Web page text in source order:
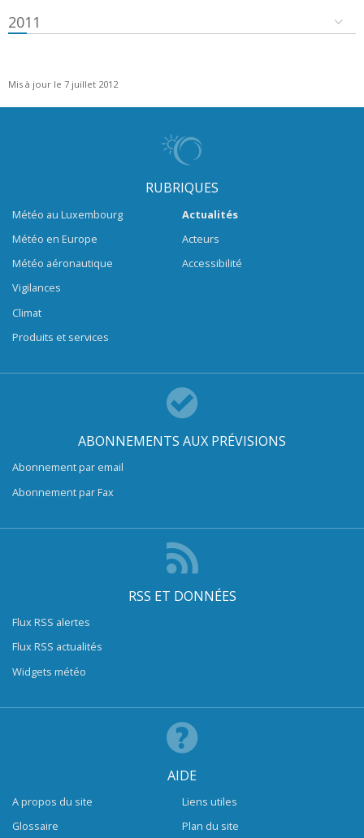
2011
Mis à jour le 7 juillet 2012
RUBRIQUES
Météo au Luxembourg
Météo en Europe
Météo aéronautique
Vigilances
Climat
Produits et services
Actualités
Acteurs
Accessibilité
ABONNEMENTS AUX PRÉVISIONS
Abonnement par email
Abonnement par Fax
RSS ET DONNÉES
Flux RSS alertes
Flux RSS actualités
Widgets météo
AIDE
A propos du site
Glossaire
Liens utiles
Plan du site